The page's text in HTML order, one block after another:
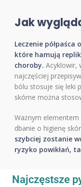
Jak
Leczenie półpaśca
które hamują
choroby. Acyklowir,
najczęściej
bólu stosuje się leki
skórne można
Ważnym
dbanie o higienę
szybciej zostanie
ryzyko powikłań,
Najczęstsze